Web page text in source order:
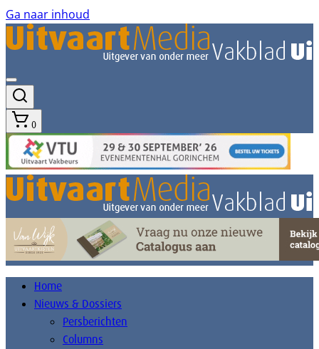
Ga naar inhoud
0
Home
Nieuws & Dossiers
Persberichten
Columns